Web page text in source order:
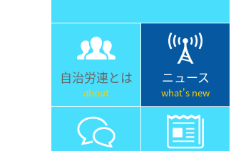
自治労連とは
about
ニュース
what's new